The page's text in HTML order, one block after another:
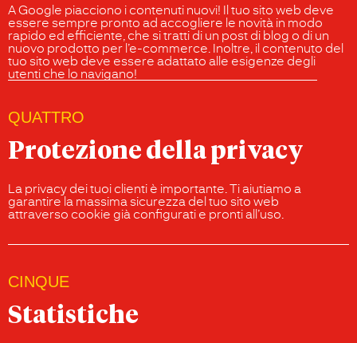
A Google piacciono i contenuti nuovi! Il tuo sito web deve
essere sempre pronto ad accogliere le novità in modo
rapido ed efficiente, che si tratti di un post di blog o di un
nuovo prodotto per l’e-commerce. Inoltre, il contenuto del
tuo sito web deve essere adattato alle esigenze degli
utenti che lo navigano!
QUATTRO
Protezione della privacy
La privacy dei tuoi clienti è importante. Ti aiutiamo a
garantire la massima sicurezza del tuo sito web
attraverso cookie già configurati e pronti all’uso.
CINQUE
Statistiche